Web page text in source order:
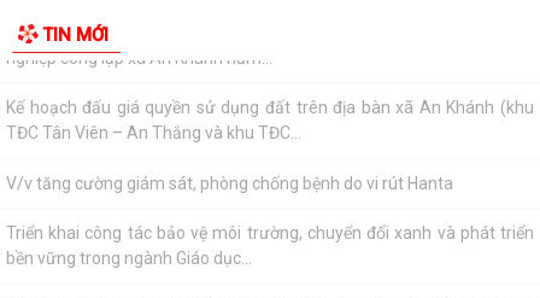
TIN MỚI
TĐC Tân Viên – An Thắng và khu TĐC...
Triển khai công tác bảo vệ môi trường, chuyển đổi xanh và phát triển
xét tuyển vòng 2 kỳ tuyển...